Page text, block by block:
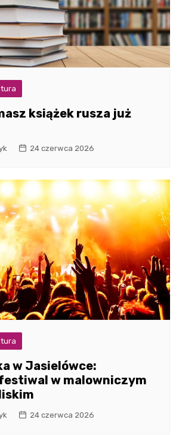
książek rusza już
24 czerwca 2026
w Jasielówce:
w malowniczym
24 czerwca 2026